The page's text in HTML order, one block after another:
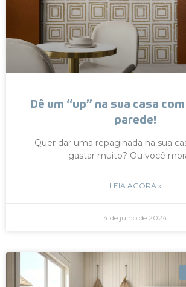
Dê um “up” na sua casa
parede!
Quer dar uma repaginada na sua
gastar muito? Ou você
LEIA AGORA »
4 de julho de 2024